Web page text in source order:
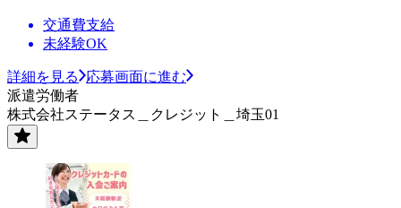
交通費支給
未経験OK
詳細を見る
応募画面に進む
派遣労働者
株式会社ステータス＿クレジット＿埼玉01